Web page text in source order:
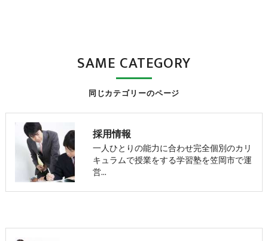
同じカテゴリーのページ
SAME CATEGORY
採用情報
一人ひとりの能力に合わせ完全個別のカリ
キュラムで授業をする学習塾を笠岡市で運
営…